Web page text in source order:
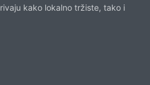
kako lokalno tržiste, tako i